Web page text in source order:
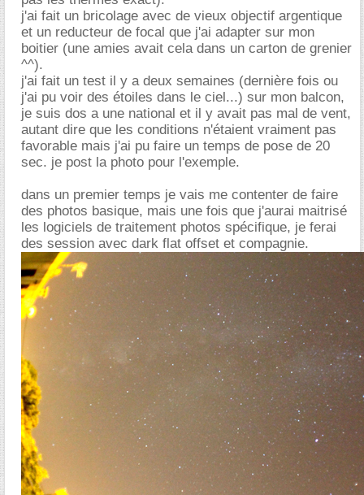
j'ai fait un bricolage avec de vieux objectif argentique
et un reducteur de focal que j'ai adapter sur mon
boitier (une amies avait cela dans un carton de grenier
^^).
j'ai fait un test il y a deux semaines (dernière fois ou
j'ai pu voir des étoiles dans le ciel...) sur mon balcon,
je suis dos a une national et il y avait pas mal de vent,
autant dire que les conditions n'étaient vraiment pas
favorable mais j'ai pu faire un temps de pose de 20
sec. je post la photo pour l'exemple.
dans un premier temps je vais me contenter de faire
des photos basique, mais une fois que j'aurai maitrisé
les logiciels de traitement photos spécifique, je ferai
des session avec dark flat offset et compagnie.